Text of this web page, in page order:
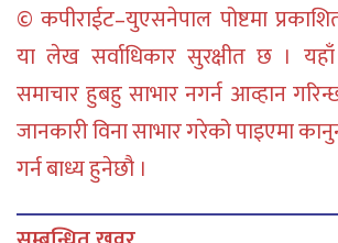
© कपीराईट–युएसनेपाल पोष्टमा
या लेख सर्वाधिकार सुरक्षीत छ । यहाँ
समाचार हुबहु साभार नगर्न आव्हान
जानकारी विना साभार गरेको पाइएमा
गर्न बाध्य हुनेछौ ।